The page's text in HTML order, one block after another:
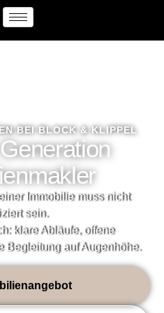
BEI BLOCK & KLIPPEL
Immobilie muss nicht
sein.
klare Abläufe, offene
Begleitung auf Augenhöhe.